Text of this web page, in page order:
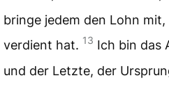
bringe jedem den Lohn
verdient hat. 13 Ich bin das
und der Letzte, der